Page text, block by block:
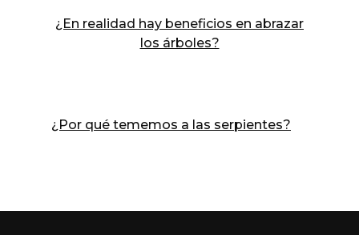
¿En realidad hay beneficios en abrazar
los árboles?
¿Por qué tememos a las serpientes?